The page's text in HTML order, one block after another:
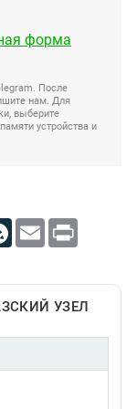
форма
После
нам. Для
выберите
устройства и
LiveJournal
Email Print
УЗЕЛ